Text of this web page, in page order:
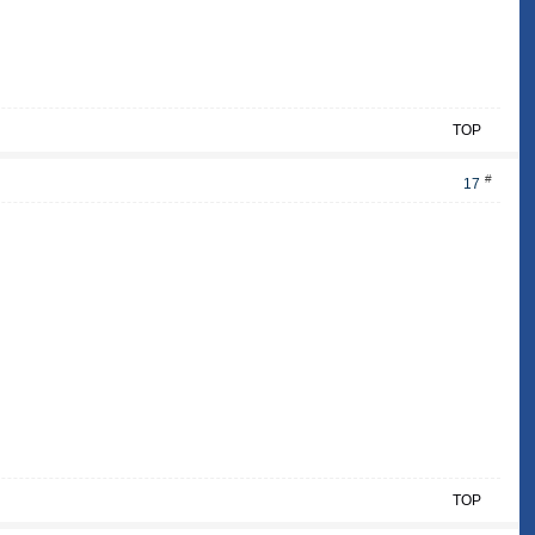
TOP
17 #
TOP